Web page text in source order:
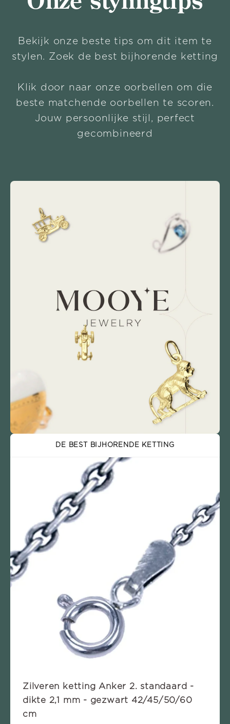
Bekijk onze beste tips om dit item te
stylen. Zoek de best bijhorende ketting
Klik door naar onze oorbellen om die
beste matchende oorbellen te scoren.
Jouw persoonlijke stijl, perfect
gecombineerd
DE BEST BIJHORENDE KETTING
Zilveren ketting Anker 2. standaard -
dikte 2,1 mm - gezwart 42/45/50/60
cm